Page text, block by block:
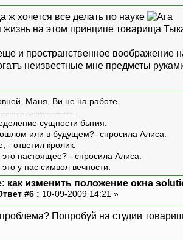
ж хочется все делать по науке
на этом принципе товарища
и пространственное воображение
неизвестные мне предметы
Маня, Ви не на работе
сущности бытия:
или в будущем?- спросила Алиса.
- ответил кролик.
настоящее? - спросила Алиса.
у нас символ вечности.
как изменить положение окна
#6 : 10-09-2009 14:21 »
Попробуй на студии